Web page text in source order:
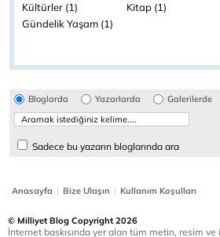
Kültürler (1)
Kitap (1)
Gündelik Yaşam (1)
Bloglarda Yazarlarda Galerilerde
Sadece bu yazarın bloglarında ara
Anasayfa | Bize Ulaşın | Kullanım Koşulları
© Milliyet Blog Copyright 2026
İnternet baskısında yer alan tüm metin, resim ve